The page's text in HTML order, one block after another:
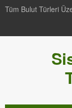
Tüm Bulut Türleri